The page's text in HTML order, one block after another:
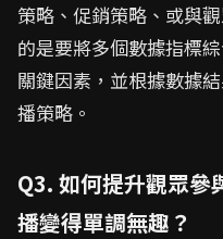
策略、促銷策略、或與
的是要將多個數據指標
關鍵因素，並根據數據
播策略。
Q3. 如何提升觀眾參
播變得單調無趣？